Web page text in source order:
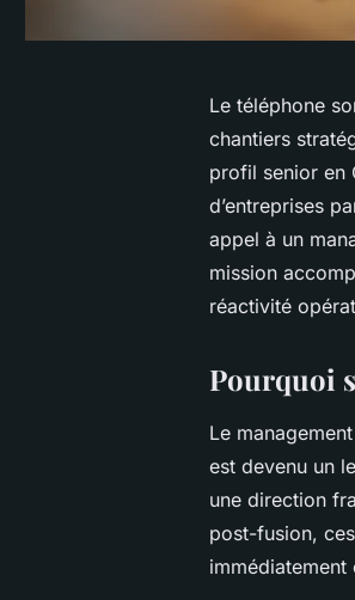
Le téléphone
chantiers
profil senior en
d’entreprises
appel à un
mission
réactivité
Pourquoi
Le
est devenu un
une direction
post-fusion,